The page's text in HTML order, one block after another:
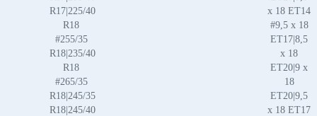
R17|225/40
R18
#255/35
R18|235/40
R18
#265/35
R18|245/35
R18|245/40
x 18 ET14
#9,5 x 18
ET17|8,5
x 18
ET20|9 x
18
ET20|9,5
x 18 ET17